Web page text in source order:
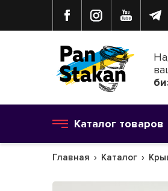
Каталог товаров
Главная Каталог